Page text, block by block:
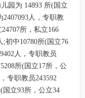
园为 14893 所(国立
人，专职教
所，私立166
;初中10780所(国立76
人，专职教员
所(国立17所，公
专职教员243592
国立93所，公立34